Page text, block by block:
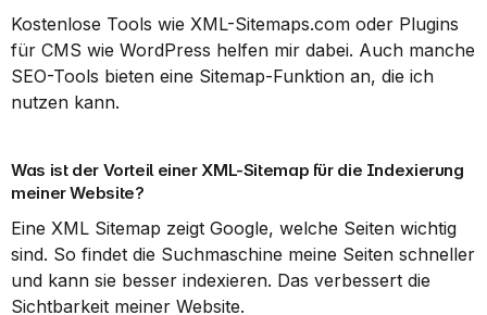
Kostenlose Tools wie XML-Sitemaps.com oder Plugins
für CMS wie WordPress helfen mir dabei. Auch manche
SEO-Tools bieten eine Sitemap-Funktion an, die ich
nutzen kann.
Was ist der Vorteil einer XML-Sitemap für die Indexierung
meiner Website?
Eine XML Sitemap zeigt Google, welche Seiten wichtig
sind. So findet die Suchmaschine meine Seiten schneller
und kann sie besser indexieren. Das verbessert die
Sichtbarkeit meiner Website.